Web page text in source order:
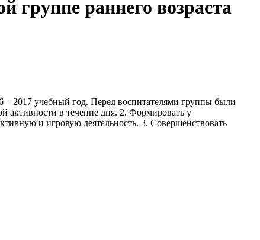
группе раннего возраста
2017 учебный год. Перед воспитателями группы были
активности в течение дня. 2. Формировать у
и игровую деятельность. 3. Совершенствовать